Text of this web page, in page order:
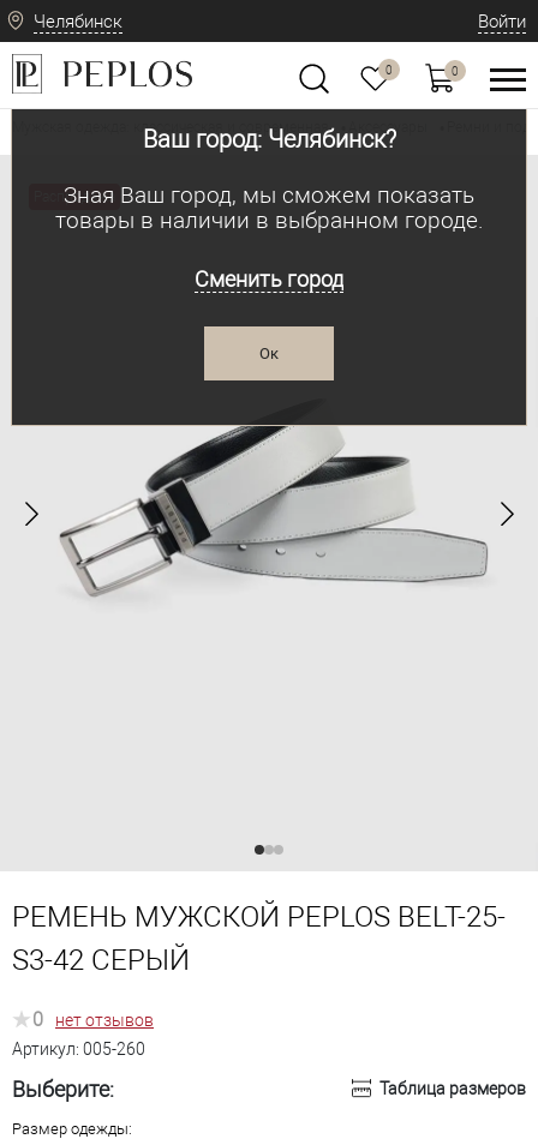
Челябинск
Ваш город: Челябинск?
Зная Ваш город, мы сможем показать
товары в наличии в выбранном городе.
Сменить город
Ок
Войти
0 0
Мужская одежда: классическая и современная Аксессуары
Распродажа
РЕМЕНЬ МУЖСКОЙ PEPLOS BELT-25-
S3-42 СЕРЫЙ
0
нет отзывов
Артикул: 005-260
Выберите: Таблица размеров
Размер одежды: